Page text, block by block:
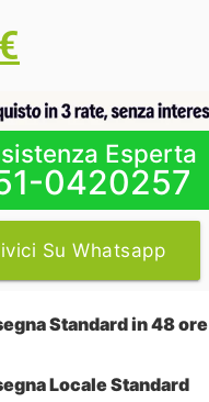
Esperta
0420257
Su Whatsapp
Standard in 48 ore
Locale Standard